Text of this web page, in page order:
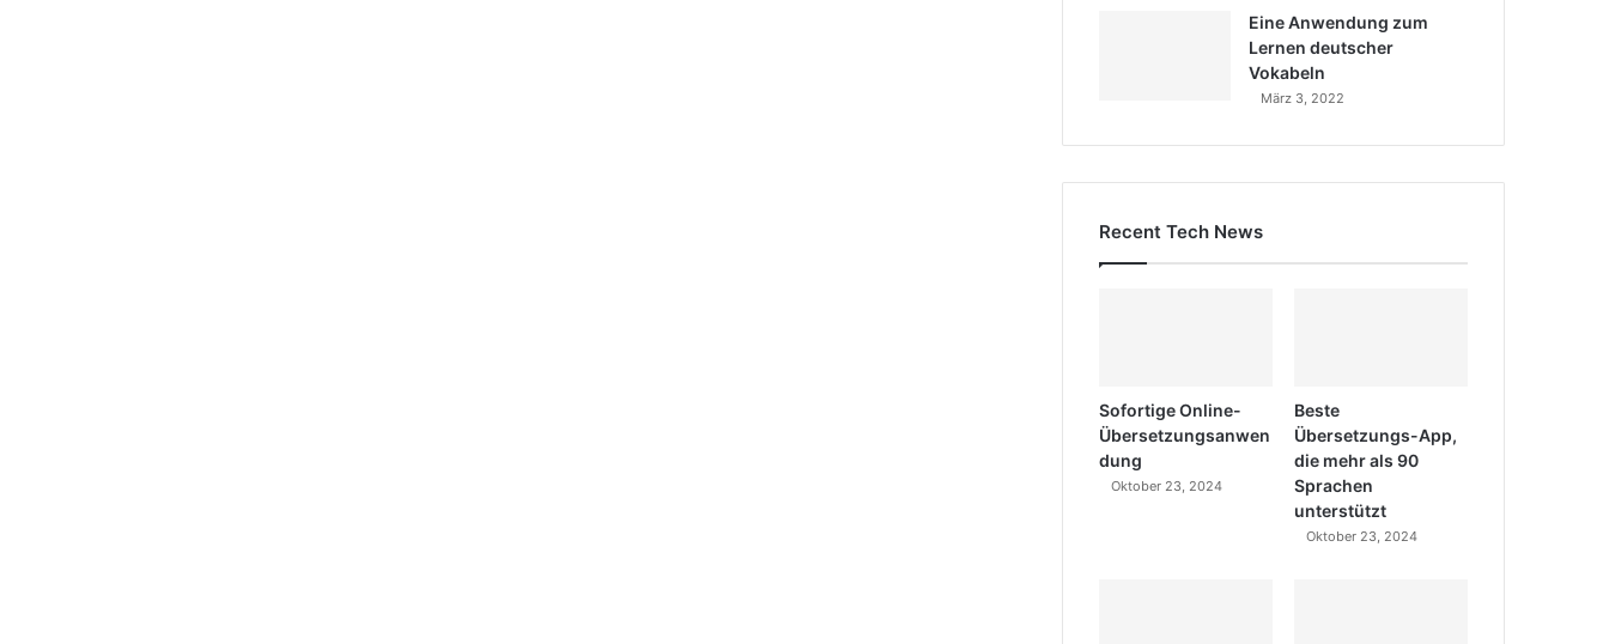
Eine Anwendung zum
Lernen deutscher
Vokabeln
März 3, 2022
Recent Tech News
Sofortige Online-
Übersetzungsanwen
dung
Oktober 23, 2024
Beste
Übersetzungs-App,
die mehr als 90
Sprachen
unterstützt
Oktober 23, 2024